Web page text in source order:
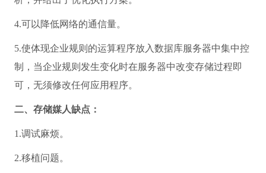
4.可以降低网络的通信量。
5.使体现企业规则的运算程序放入数据库服务器中集中控
制，当企业规则发生变化时在服务器中改变存储过程即
可，无须修改任何应用程序。
二、存储媒人缺点：
1.调试麻烦。
2.移植问题。